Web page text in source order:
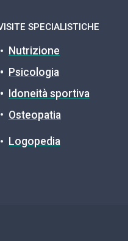
SPECIALISTICHE
Nutrizione
Psicologia
Idoneità sportiva
Osteopatia
Logopedia